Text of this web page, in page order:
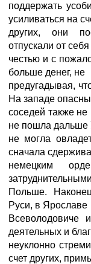
поддержать
усиливаться на
других, они
отпускали от
честью и с
больше денег, не
предугадывая,
На западе
соседей также
не пошла дальше
не могла
сначала
немецким
Польше.
Руси, в Ярославе
Всеволодовиче
деятельных и
неуклонно
счет других,